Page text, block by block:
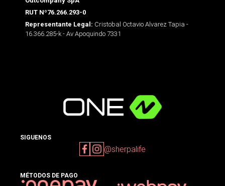
RUT Nº76.266.293-0
Representante Legal: Cristobal Octavio Alvarez Tapia -
16.366.285-k - Av Apoquindo 7331
SIGUENOS
@sherpalife
MÉTODOS DE PAGO